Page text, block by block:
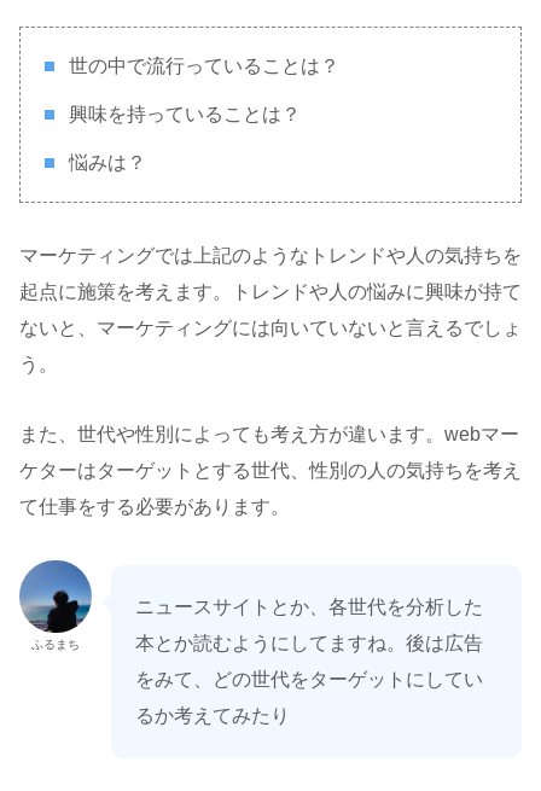
世の中で流行っていることは？
興味を持っていることは？
悩みは？
マーケティングでは上記のようなトレンドや人の気持ちを
起点に施策を考えます。トレンドや人の悩みに興味が持て
ないと、マーケティングには向いていないと言えるでしょ
う。
また、世代や性別によっても考え方が違います。webマー
ケターはターゲットとする世代、性別の人の気持ちを考え
て仕事をする必要があります。
ふるまち
ニュースサイトとか、各世代を分析した
本とか読むようにしてますね。後は広告
をみて、どの世代をターゲットにしてい
るか考えてみたり